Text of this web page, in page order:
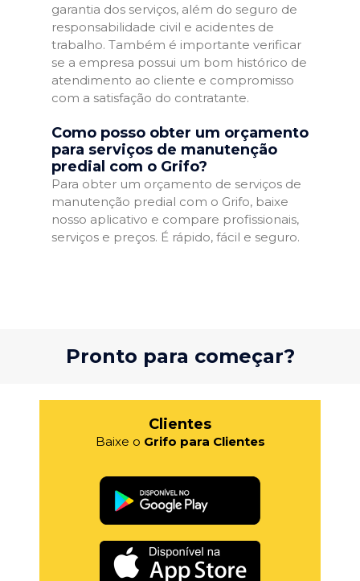
garantia dos serviços, além do seguro de
responsabilidade civil e acidentes de
trabalho. Também é importante verificar
se a empresa possui um bom histórico de
atendimento ao cliente e compromisso
com a satisfação do contratante.
Como posso obter um orçamento
para serviços de manutenção
predial com o Grifo?
Para obter um orçamento de serviços de
manutenção predial com o Grifo, baixe
nosso aplicativo e compare profissionais,
serviços e preços. É rápido, fácil e seguro.
Pronto para começar?
Clientes
Baixe o Grifo para Clientes